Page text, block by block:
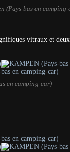
(Pays-bas en
vitraux et
en camping-car)